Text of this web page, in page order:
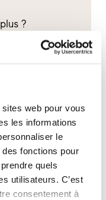
web pour vous
les informations
le
fonctions pour
quels
utilisateurs. C’est
consentement à
?